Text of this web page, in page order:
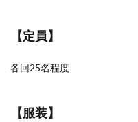
【定員】
各回25名程度
【服装】